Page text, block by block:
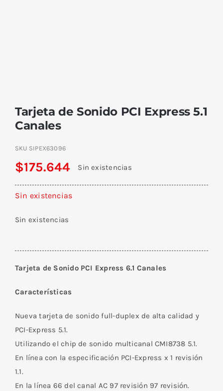
Tarjeta de Sonido PCI Express 5.1
Canales
SKU SIPEX63096
$175.644 Sin existencias
Sin existencias
Sin existencias
Tarjeta de Sonido PCI Express 6.1 Canales
Características
Nueva tarjeta de sonido full-duplex de alta calidad y
PCI-Express 5.1.
Utilizando el chip de sonido multicanal CMI8738 5.1.
En línea con la especificación PCI-Express x 1 revisión
1.1.
En la línea 66 del canal AC 97 revisión 97 revisión.